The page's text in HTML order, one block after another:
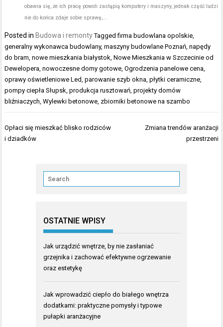
obawia się, że ich pracę powoli zastąpią komputery i maszyny, jednak część ludzi
nie do końca zdaje sobie sprawę,...
Posted in Budowa i remonty Taggedfirma budowlana opolskie,
generalny wykonawca budowlany,maszyny budowlane Poznań,napędy
do bram,nowe mieszkania białystok,Nowe Mieszkania w Szczecinie od
Dewelopera,nowoczesne domy gotowe,Ogrodzenia panelowe cena,
oprawy oświetleniowe Led,parowanie szyb okna,płytki ceramiczne,
pompy ciepła Słupsk,produkcja rusztowań,projekty domów
bliźniaczych,Wylewki betonowe, zbiorniki betonowe na szambo
Nawigacja
wpisu
Opłaci się mieszkać blisko rodziców
i dziadków
Zmiana trendów aranżacji
przestrzeni
OSTATNIE WPISY
Jak urządzić wnętrze, by nie zasłaniać
grzejnika i zachować efektywne ogrzewanie
oraz estetykę
Jak wprowadzić ciepło do białego wnętrza
dodatkami: praktyczne pomysły i typowe
pułapki aranżacyjne